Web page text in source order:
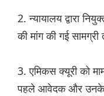
2. न्यायालय द्वारा
की मांग की गई
3. एमिकस क्यूरी को
पहले आवेदक और उनके